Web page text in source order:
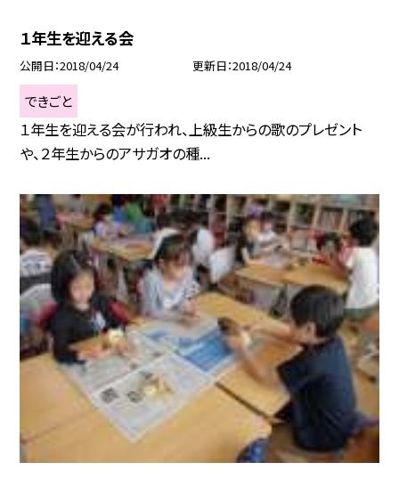
１年生を迎える会
公開日 2018/04/24 更新日 2018/04/24
できごと
１年生を迎える会が行われ、上級生からの歌のプレゼント
や、２年生からのアサガオの種...